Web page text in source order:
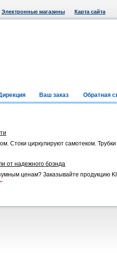
Электронные магазины Карта сайта
Ваш заказ Обратная
Стоки циркулируют самотеком.
от надежного брэнда
ценам? Заказывайте продукцию